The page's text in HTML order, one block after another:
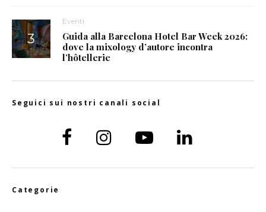
Eventi
Guida alla Barcelona Hotel Bar Week 2026:
dove la mixology d’autore incontra
l’hôtellerie
Seguici sui nostri canali social
Categorie